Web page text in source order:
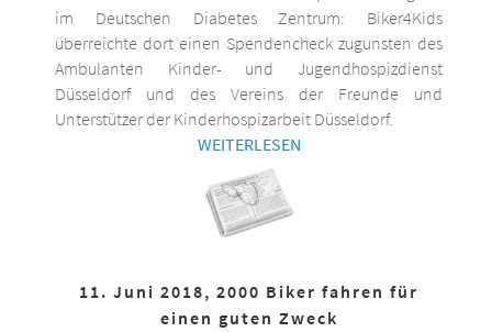
im Deutschen Diabetes Zentrum: Biker4Kids
überreichte dort einen Spendencheck zugunsten des
Ambulanten Kinder- und Jugendhospizdienst
Düsseldorf und des Vereins der Freunde und
Unterstützer der Kinderhospizarbeit Düsseldorf.
WEITERLESEN
11. Juni 2018, 2000 Biker fahren für
einen guten Zweck